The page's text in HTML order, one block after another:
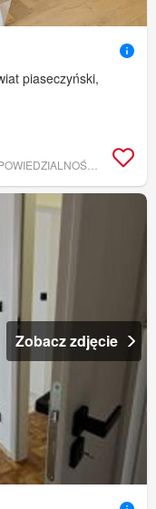
piaseczyński,
Zobacz zdjęcie